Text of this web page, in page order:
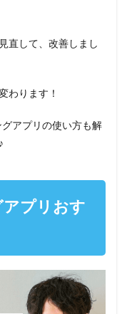
直して、改善しまし
わります！
アプリの使い方も解
アプリおす